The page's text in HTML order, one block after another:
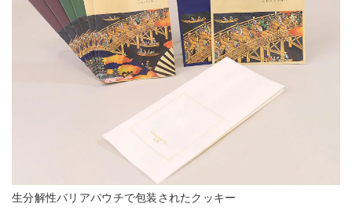
生分解性バリアパウチで包装されたクッキー